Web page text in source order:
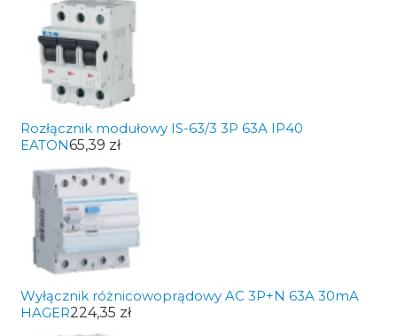
Rozłącznik modułowy IS-63/3 3P 63A IP40
EATON65,39 zł
Wyłącznik różnicowoprądowy AC 3P+N 63A 30mA
HAGER224,35 zł